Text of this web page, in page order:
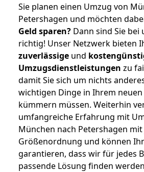
Sie planen einen Umzug von
Petershagen und möchten
Geld sparen? Dann sind Sie bei
richtig! Unser Netzwerk bieten
zuverlässige und
Umzugsdienstleistungen zu
damit Sie sich um nichts
wichtigen Dinge in Ihrem neuen
kümmern müssen. Weiterhin
umfangreiche Erfahrung mit
München nach Petershagen
Größenordnung und können
garantieren, dass wir für jedes
passende Lösung finden